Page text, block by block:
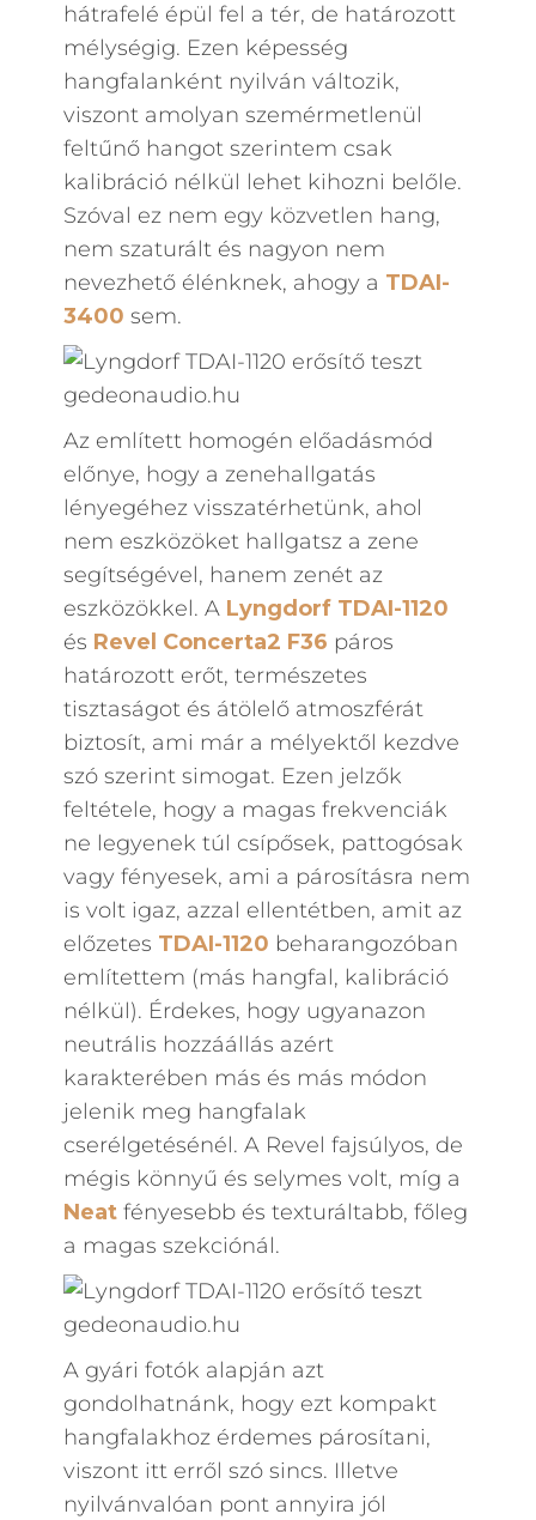
hátrafelé épül fel a tér, de határozott
mélységig. Ezen képesség
hangfalanként nyilván változik,
viszont amolyan szemérmetlenül
feltűnő hangot szerintem csak
kalibráció nélkül lehet kihozni belőle.
Szóval ez nem egy közvetlen hang,
nem szaturált és nagyon nem
nevezhető élénknek, ahogy a TDAI-
3400 sem.
Az említett homogén előadásmód
előnye, hogy a zenehallgatás
lényegéhez visszatérhetünk, ahol
nem eszközöket hallgatsz a zene
segítségével, hanem zenét az
eszközökkel. A Lyngdorf TDAI-1120
és Revel Concerta2 F36 páros
határozott erőt, természetes
tisztaságot és átölelő atmoszférát
biztosít, ami már a mélyektől kezdve
szó szerint simogat. Ezen jelzők
feltétele, hogy a magas frekvenciák
ne legyenek túl csípősek, pattogósak
vagy fényesek, ami a párosításra nem
is volt igaz, azzal ellentétben, amit az
előzetes TDAI-1120 beharangozóban
említettem (más hangfal, kalibráció
nélkül). Érdekes, hogy ugyanazon
neutrális hozzáállás azért
karakterében más és más módon
jelenik meg hangfalak
cserélgetésénél. A Revel fajsúlyos, de
mégis könnyű és selymes volt, míg a
Neatfényesebb és texturáltabb, főleg
a magas szekciónál.
A gyári fotók alapján azt
gondolhatnánk, hogy ezt kompakt
hangfalakhoz érdemes párosítani,
viszont itt erről szó sincs. Illetve
nyilvánvalóan pont annyira jól